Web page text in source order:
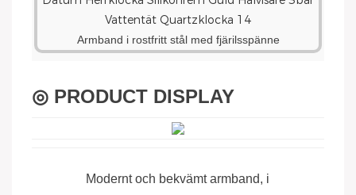
Armband i rostfritt stål med fjärilsspänne
◎ PRODUCT DISPLAY
Modernt och bekvämt armband, i